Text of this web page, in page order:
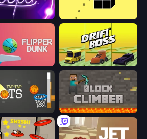
Bounce Blocku Golf
Dunk 3D Drift Boss
Block Climber